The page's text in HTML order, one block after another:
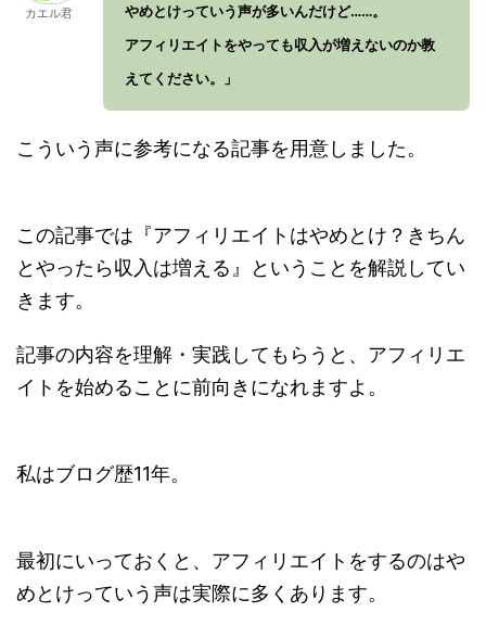
カエル君
やめとけっていう声が多いんだけど……。
アフィリエイトをやっても収入が増えないのか教
えてください。」
こういう声に参考になる記事を用意しました。
この記事では『アフィリエイトはやめとけ？きちん
とやったら収入は増える』ということを解説してい
きます。
記事の内容を理解・実践してもらうと、アフィリエ
イトを始めることに前向きになれますよ。
私はブログ歴11年。
最初にいっておくと、アフィリエイトをするのはや
めとけっていう声は実際に多くあります。